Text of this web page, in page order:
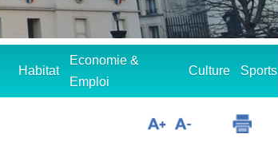
Habitat
Economie &
Emploi
Culture Sports